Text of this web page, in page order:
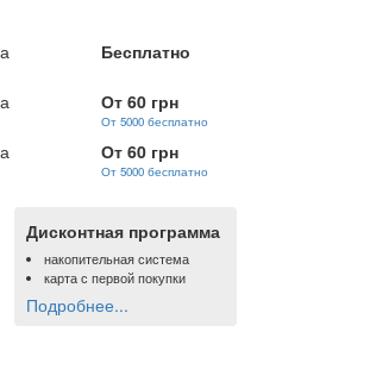
Бесплатно
От 60 грн
От 5000 бесплатно
От 60 грн
От 5000 бесплатно
Дисконтная программа
накопительная система
карта с первой покупки
Подробнее...